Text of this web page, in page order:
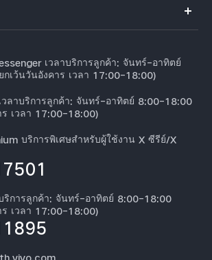
อะไหล่
เลข IMEI
รรับประกันของ vivo
ำหรับการคืนค่า Log
ของวีโว่
เวลาบริการลูกค้า: จันทร์-อาทิตย์
เว้นวันอังคาร เวลา 17:00-18:00)
วลาบริการลูกค้า: จันทร์-อาทิตย์ 8:00-18:00
ร เวลา 17:00-18:00)
บริการพิเศษสำหรับผู้ใช้งาน X ซีรีย์/X
ริการลูกค้า: จันทร์-อาทิตย์ 8:00-18:00
ร เวลา 17:00-18:00)